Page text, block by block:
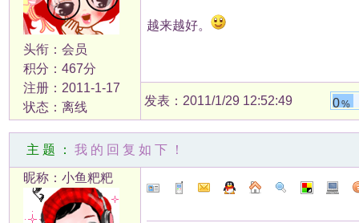
头衔：会员
积分：467分
注册：2011-1-17
状态：离线
越来越好。
发表：2011/1/29 12:52:49 0%
主题： 我的回复如下！
昵称：小鱼粑粑